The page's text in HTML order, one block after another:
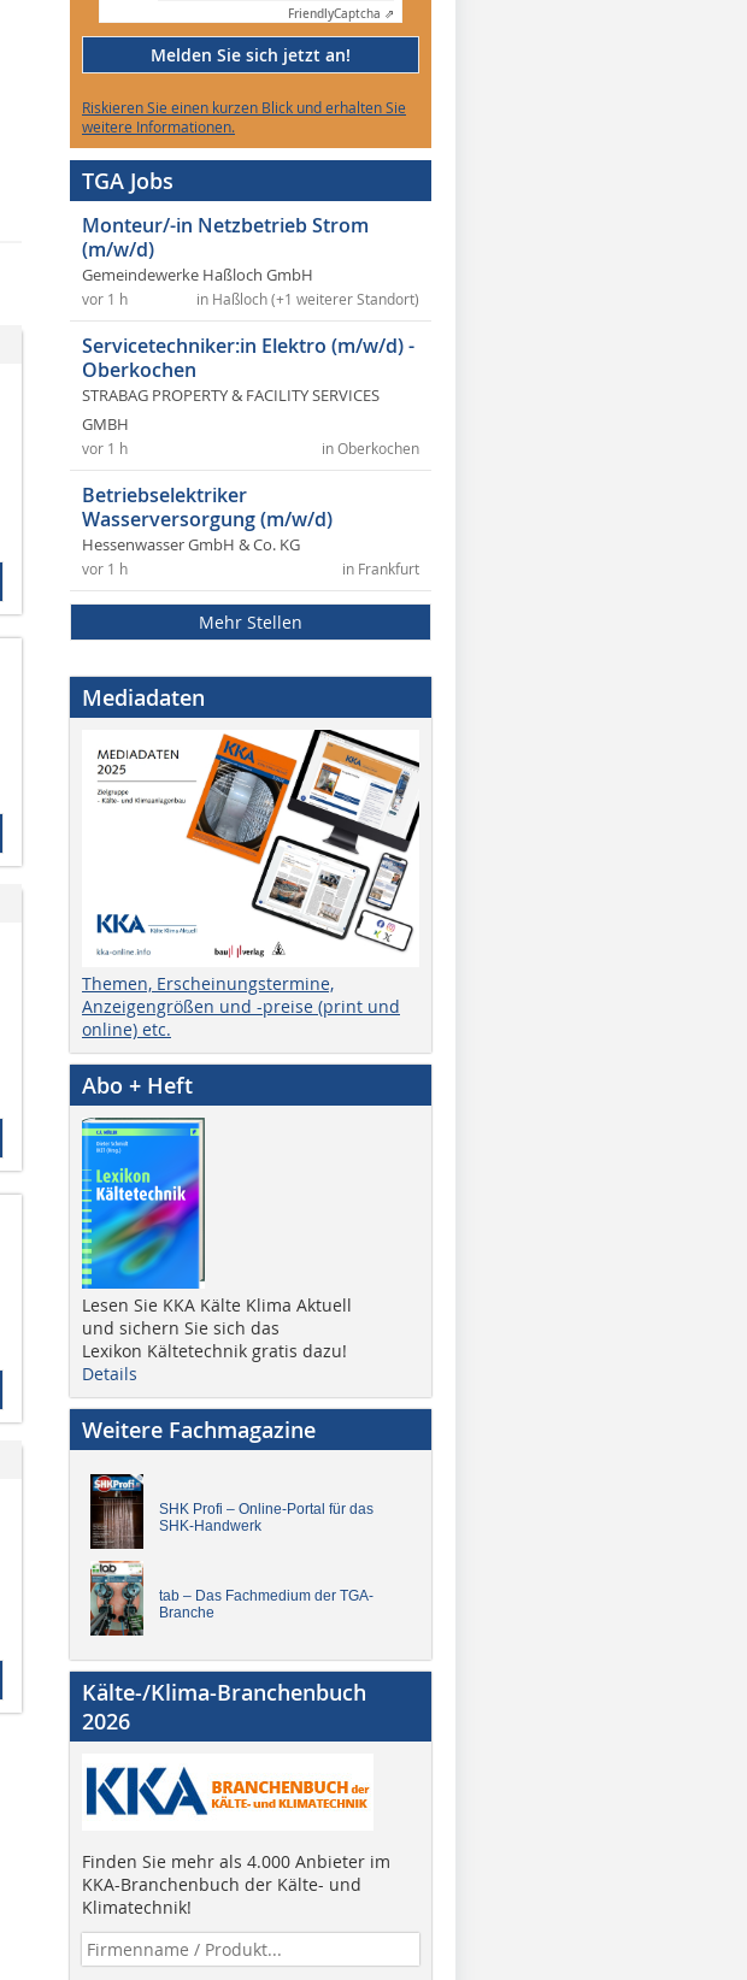
FriendlyCaptcha ⇗
Melden Sie sich jetzt an!
Riskieren Sie einen kurzen Blick und erhalten Sie
weitere Informationen.
TGA Jobs
Monteur/-in Netzbetrieb Strom
(m/w/d)
Gemeindewerke Haßloch GmbH
in Haßloch (+1 weiterer Standort)
vor 1 h
Servicetechniker:in Elektro (m/w/d) -
Oberkochen
STRABAG PROPERTY & FACILITY SERVICES
GMBH
in Oberkochen
vor 1 h
Betriebselektriker
Wasserversorgung (m/w/d)
Hessenwasser GmbH & Co. KG
in Frankfurt
vor 1 h
Mehr Stellen
Mediadaten
Themen, Erscheinungstermine,
Anzeigengrößen und -preise (print und
online) etc.
Abo + Heft
Lesen Sie KKA Kälte Klima Aktuell
und sichern Sie sich das
Lexikon Kältetechnik gratis dazu!
Details
Weitere Fachmagazine
SHK Profi – Online-Portal für das
SHK-Handwerk
tab – Das Fachmedium der TGA-
Branche
Kälte-/Klima-Branchenbuch
2026
Finden Sie mehr als 4.000 Anbieter im
KKA-Branchenbuch der Kälte- und
Klimatechnik!